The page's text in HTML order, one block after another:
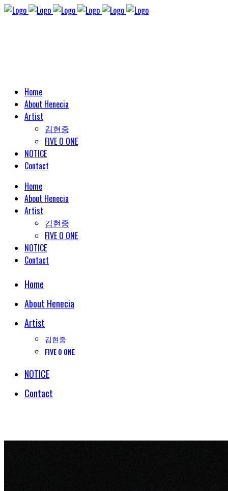
Home
About Henecia
Artist
김현중
FIVE O ONE
NOTICE
Contact
Home
About Henecia
Artist
김현중
FIVE O ONE
NOTICE
Contact
Home
About Henecia
Artist
김현중
FIVE O ONE
NOTICE
Contact